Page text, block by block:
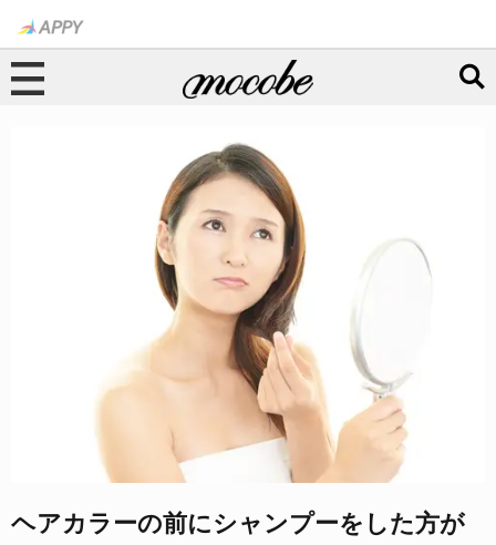
ヘアカラーの前にシャンプーをした方が